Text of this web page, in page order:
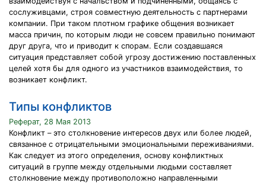
сослуживцами, строя совместную деятельность с партнерами
компании. При таком плотном графике общения возникает
масса причин, по которым люди не совсем правильно понимают
друг друга, что и приводит к спорам. Если создавшаяся
ситуация представляет собой угрозу достижению поставленных
целей хотя бы для одного из участников взаимодействия, то
возникает конфликт.
Типы конфликтов
Реферат, 28 Мая 2013
Конфликт – это столкновение интересов двух или более людей,
связанное с отрицательными эмоциональными переживаниями.
Как следует из этого определения, основу конфликтных
ситуаций в группе между отдельными людьми составляет
столкновение между противоположно направленными